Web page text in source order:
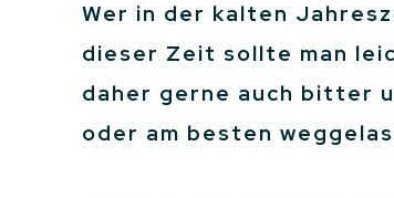
Wer in der kalten
dieser Zeit sollte man
daher gerne auch bitter
oder am besten